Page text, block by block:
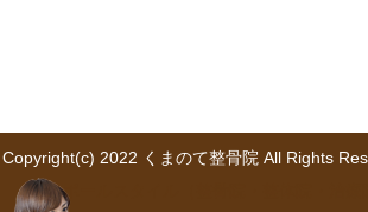
Copyright(c) 2022 くまのて整骨院 All Rights
ポールスタイル（整骨院・整体院・治療